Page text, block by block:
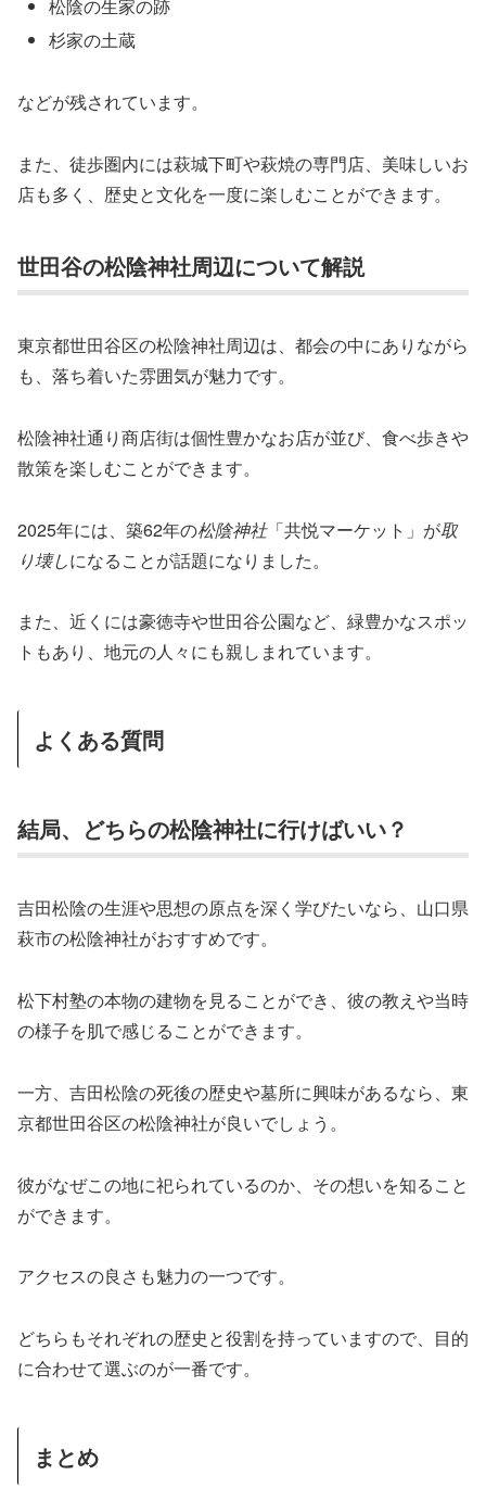
松陰の生家の跡
杉家の土蔵
などが残されています。
また、徒歩圏内には萩城下町や萩焼の専門店、美味しいお
店も多く、歴史と文化を一度に楽しむことができます。
世田谷の松陰神社周辺について解説
東京都世田谷区の松陰神社周辺は、都会の中にありながら
も、落ち着いた雰囲気が魅力です。
松陰神社通り商店街は個性豊かなお店が並び、食べ歩きや
散策を楽しむことができます。
2025年には、築62年の松陰神社「共悦マーケット」が取
り壊しになることが話題になりました。
また、近くには豪徳寺や世田谷公園など、緑豊かなスポッ
トもあり、地元の人々にも親しまれています。
よくある質問
結局、どちらの松陰神社に行けばいい？
吉田松陰の生涯や思想の原点を深く学びたいなら、山口県
萩市の松陰神社がおすすめです。
松下村塾の本物の建物を見ることができ、彼の教えや当時
の様子を肌で感じることができます。
一方、吉田松陰の死後の歴史や墓所に興味があるなら、東
京都世田谷区の松陰神社が良いでしょう。
彼がなぜこの地に祀られているのか、その想いを知ること
ができます。
アクセスの良さも魅力の一つです。
どちらもそれぞれの歴史と役割を持っていますので、目的
に合わせて選ぶのが一番です。
まとめ